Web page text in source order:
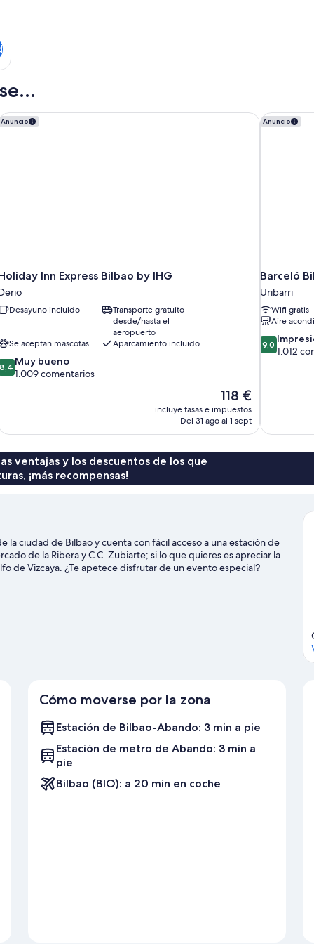
Anuncio
Inn Express Bilbao by IHG
Desayuno incluido
Transporte gratuito
desde/hasta el
aeropuerto
Se aceptan mascotas
Aparcamiento incluido
comentarios
8,4 Muy bueno
1.009 comentarios
El
precio
actual
118 €
118 €
incluye tasas e impuestos
Del 31 ago al 1 sept
Inn Express Bilbao by IHG Anuncio
Barceló
Uribarri
Wifi gratis
Aire
9.0
sobre
9,0
1.012
Barceló
ventajas y los descuentos de los que
¡más recompensas!
la ciudad de Bilbao y cuenta con fácil acceso a una estación de
de la Ribera y C.C. Zubiarte; si lo que quieres es apreciar la
de Vizcaya. ¿Te apetece disfrutar de un evento especial?
Centro deportivo del frontón Bizkaia Frontoia. Los huéspedes
Cómo moverse por la zona
Estación de Bilbao-Abando: 3 min a pie
Estación de metro de Abando: 3 min a
pie
Bilbao (BIO): a 20 min en coche